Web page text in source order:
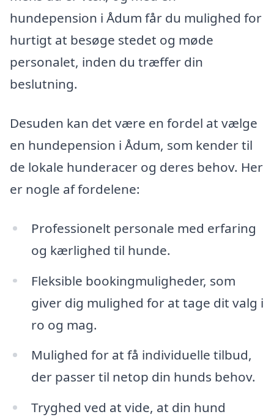
hundepension i Ådum får du mulighed for
hurtigt at besøge stedet og møde
personalet, inden du træffer din
beslutning.
Desuden kan det være en fordel at vælge
en hundepension i Ådum, som kender til
de lokale hunderacer og deres behov. Her
er nogle af fordelene:
Professionelt personale med erfaring
og kærlighed til hunde.
Fleksible bookingmuligheder, som
giver dig mulighed for at tage dit valg i
ro og mag.
Mulighed for at få individuelle tilbud,
der passer til netop din hunds behov.
Tryghed ved at vide, at din hund